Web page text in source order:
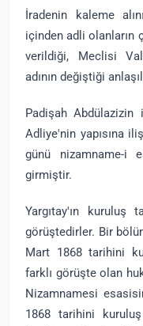
İradenin kaleme
içinden adli olanların
verildiği, Meclisi
adının değiştiği
Padişah Abdülazizin
Adliye'nin yapısına
günü nizamname-i
girmiştir.
Yargıtay'ın kuruluş
görüştedirler. Bir
Mart 1868 tarihini
farklı görüşte olan
Nizamnamesi
1868 tarihini